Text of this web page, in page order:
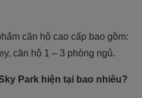
căn hộ cao cấp bao gồm:
căn hộ 1 – 3 phòng ngủ.
Park hiện tại bao nhiêu?